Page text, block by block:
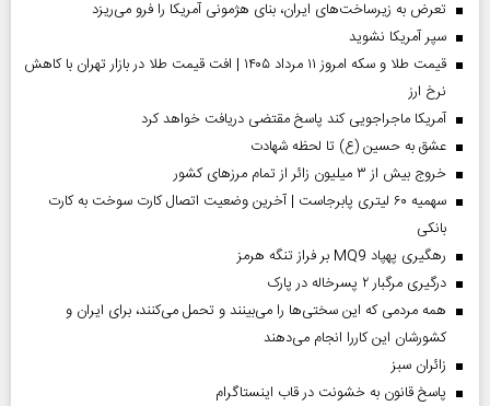
تعرض به زیرساخت‌های ایران، بنای هژمونی آمریکا را فرو می‌ریزد
سپر آمریکا نشوید
قیمت طلا و سکه امروز ۱۱ مرداد ۱۴۰۵ | افت قیمت طلا در بازار تهران با کاهش
نرخ ارز
آمریکا ماجراجویی کند پاسخ مقتضی دریافت خواهد کرد
عشق به حسین (ع) تا لحظه شهادت
خروج بیش از ۳ میلیون زائر از تمام مرز‌های کشور
سهمیه ۶۰ لیتری پابرجاست | آخرین وضعیت اتصال کارت سوخت به کارت
بانکی
رهگیری پهپاد MQ9 بر فراز تنگه هرمز
درگیری مرگبار ۲ پسرخاله در پارک
همه مردمی که این سختی‌ها را می‌بینند و تحمل می‌کنند، برای ایران و
کشورشان این کاررا انجام می‌دهند
‌زائران سبز
پاسخ قانون به خشونت در قاب اینستاگرام